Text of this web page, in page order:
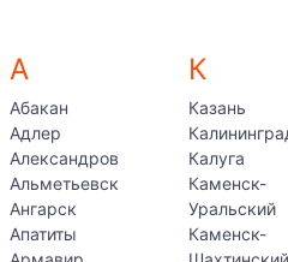
А
Абакан
Адлер
Александров
Альметьевск
Ангарск
Апатиты
К
Казань
Калуга
Каменск-
Уральский
Каменск-